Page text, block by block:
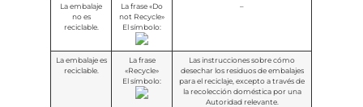
La embalaje
no es
reciclable.
La frase «Do
not Recycle»
El símbolo:
–
La embalaje es
reciclable.
La frase
«Recycle»
El símbolo:
Las instrucciones sobre cómo
desechar los residuos de embalajes
para el reciclaje, excepto a través de
la recolección doméstica por una
Autoridad relevante.